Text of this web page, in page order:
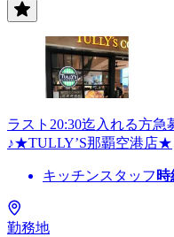
ラスト20:30迄入れる方
♪★TULLY’S那覇空港店★
キッチンスタッフ 時
勤務地